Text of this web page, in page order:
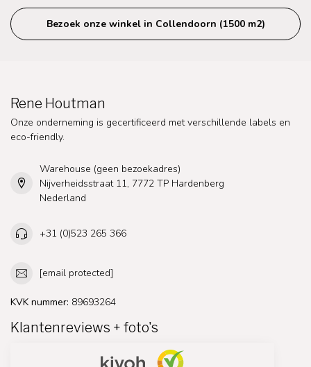
Bezoek onze winkel in Collendoorn (1500 m2)
Rene Houtman
Onze onderneming is gecertificeerd met verschillende labels en
eco-friendly.
Warehouse (geen bezoekadres)
Nijverheidsstraat 11, 7772 TP Hardenberg
Nederland
+31 (0)523 265 366
[email protected]
KVK nummer: 89693264
Klantenreviews + foto's